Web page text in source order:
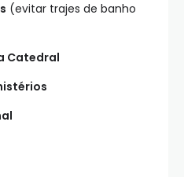
(evitar trajes de banho
Catedral